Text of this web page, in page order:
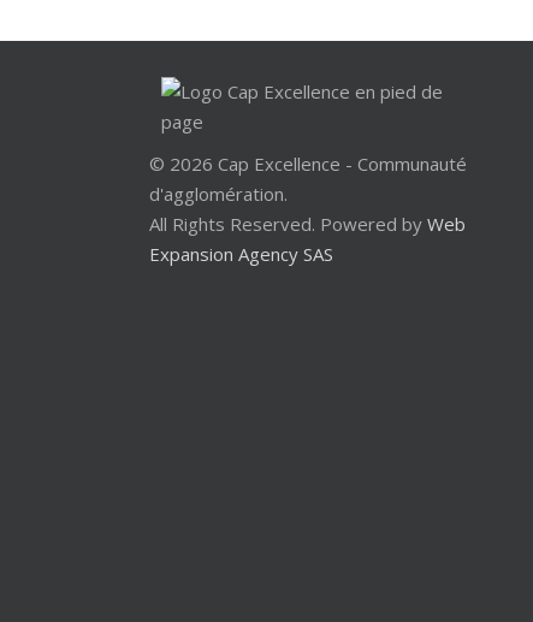
© 2026 Cap Excellence - Communauté
d'agglomération.
All Rights Reserved. Powered by Web
Expansion Agency SAS